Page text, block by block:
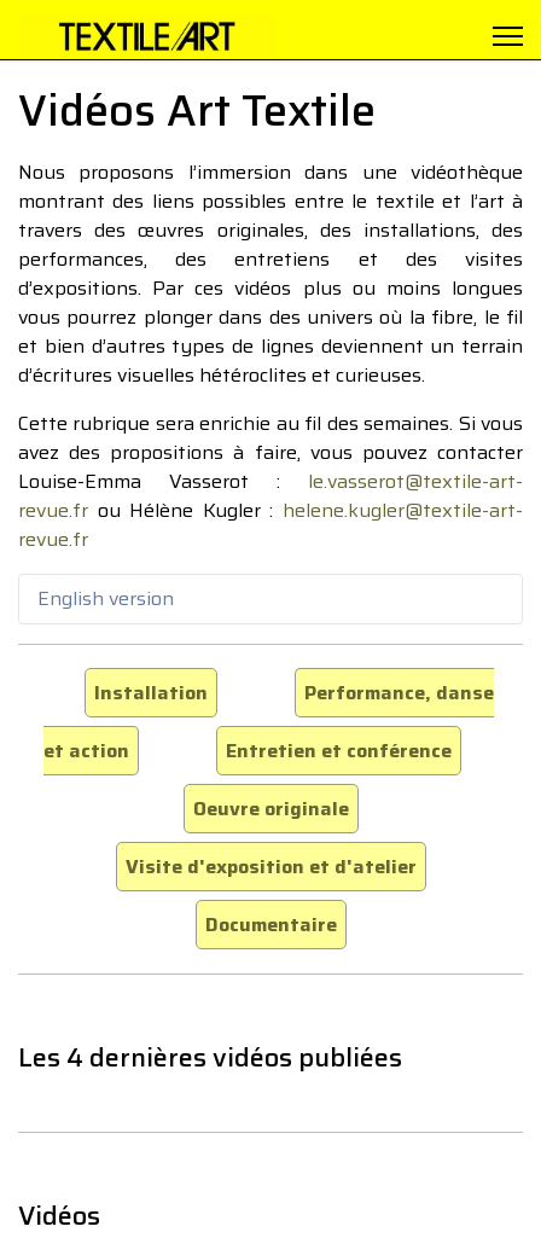
Vidéos Art Textile
Nous proposons l’immersion dans une vidéothèque
montrant des liens possibles entre le textile et l’art à
travers des œuvres originales, des installations, des
performances, des entretiens et des visites
d’expositions. Par ces vidéos plus ou moins longues
vous pourrez plonger dans des univers où la fibre, le fil
et bien d’autres types de lignes deviennent un terrain
d’écritures visuelles hétéroclites et curieuses.
Cette rubrique sera enrichie au fil des semaines. Si vous
avez des propositions à faire, vous pouvez contacter
Louise-Emma Vasserot : le.vasserot@textile-art-
revue.fr ou Hélène Kugler : helene.kugler@textile-art-
revue.fr
English version
Installation
Performance, danse
et action
Entretien et conférence
Oeuvre originale
Visite d'exposition et d'atelier
Documentaire
Les 4 dernières vidéos publiées
Vidéos